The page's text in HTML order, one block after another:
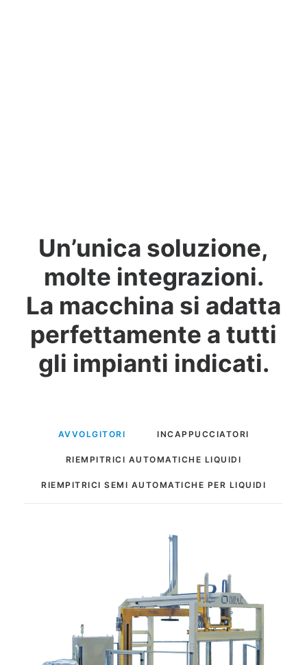
Un’unica soluzione,
molte integrazioni.
La macchina si adatta
perfettamente a tutti
gli impianti indicati.
AVVOLGITORI INCAPPUCCIATORI
RIEMPITRICI AUTOMATICHE LIQUIDI
RIEMPITRICI SEMI AUTOMATICHE PER LIQUIDI